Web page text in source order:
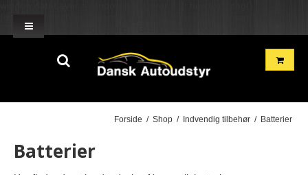
{dataLayer.push(arguments);} gtag('js', new Date()); gtag('config', 'G-
2TH7GD1GME'); gtag('config', 'G-BN2R00GF22'); }
Forside / Shop / Indvendig tilbehør / Batterier
Batterier